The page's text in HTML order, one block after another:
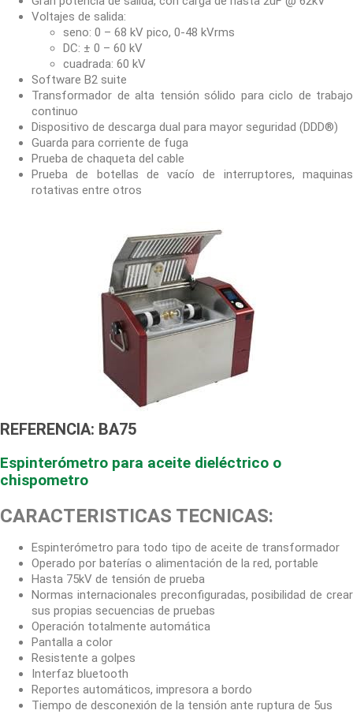
Voltajes de salida:
seno: 0 – 68 kV pico, 0-48 kVrms
DC: ± 0 – 60 kV
cuadrada: 60 kV
Software B2 suite
Transformador de alta tensión sólido para ciclo de trabajo
continuo
Dispositivo de descarga dual para mayor seguridad (DDD®)
Guarda para corriente de fuga
Prueba de chaqueta del cable
Prueba de botellas de vacío de interruptores, maquinas
rotativas entre otros
REFERENCIA: BA75
Espinterómetro para aceite dieléctrico o
chispometro
CARACTERISTICAS TECNICAS:
Espinterómetro para todo tipo de aceite de transformador
Operado por baterías o alimentación de la red, portable
Hasta 75kV de tensión de prueba
Normas internacionales preconfiguradas, posibilidad de crear
sus propias secuencias de pruebas
Operación totalmente automática
Pantalla a color
Resistente a golpes
Interfaz bluetooth
Reportes automáticos, impresora a bordo
Tiempo de desconexión de la tensión ante ruptura de 5us